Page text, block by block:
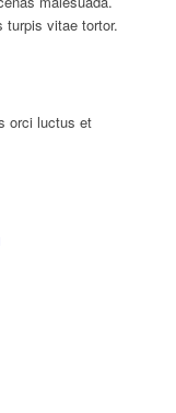
turpis vitae tortor.
orci luctus et